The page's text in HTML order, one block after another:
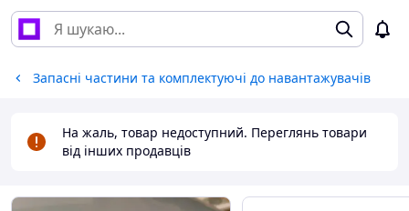
Запасні частини та комплектуючі до навантажувачів
На жаль, товар недоступний. Переглянь товари
від інших продавців